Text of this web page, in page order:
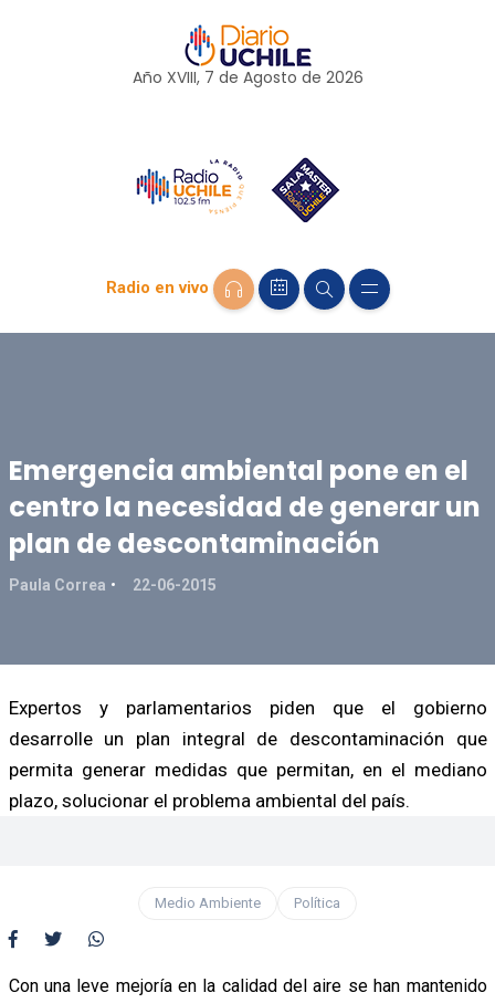
Año XVIII, 7 de Agosto de 2026
Radio en vivo
Emergencia ambiental pone en el
centro la necesidad de generar un
plan de descontaminación
Paula Correa 22-06-2015
Expertos y parlamentarios piden que el gobierno
desarrolle un plan integral de descontaminación que
permita generar medidas que permitan, en el mediano
plazo, solucionar el problema ambiental del país.
Medio Ambiente Política
Con una leve mejoría en la calidad del aire se han mantenido